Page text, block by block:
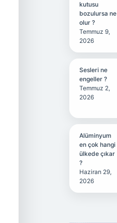
kutusu
bozulursa ne
olur ?
Temmuz 9,
2026
Sesleri ne
engeller ?
Temmuz 2,
2026
Alüminyum
en çok hangi
ülkede çıkar
?
Haziran 29,
2026